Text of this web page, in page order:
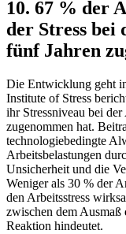
10. 67 % der
der Stress bei
fünf Jahren
Die Entwicklung geht
Institute of Stress
ihr Stressniveau bei
zugenommen hat.
technologiebedingte
Arbeitsbelastungen
Unsicherheit und die
Weniger als 30 % der
den Arbeitsstress
zwischen dem Ausmaß
Reaktion hindeutet.